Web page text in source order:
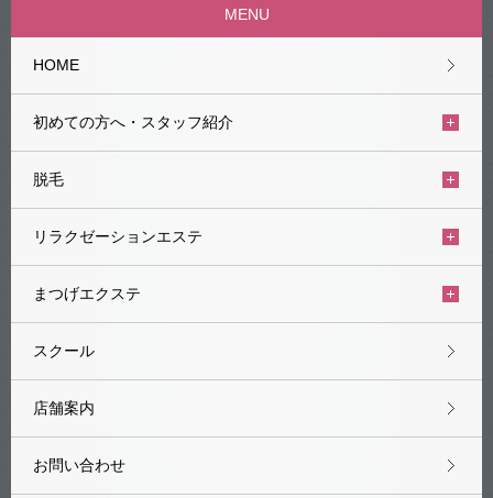
MENU
HOME
初めての方へ・スタッフ紹介
脱毛
リラクゼーションエステ
まつげエクステ
スクール
店舗案内
お問い合わせ